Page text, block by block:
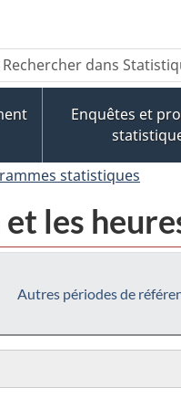
Recherche
Rechercher
Enquêtes et
statistiques
les
Autres périodes de